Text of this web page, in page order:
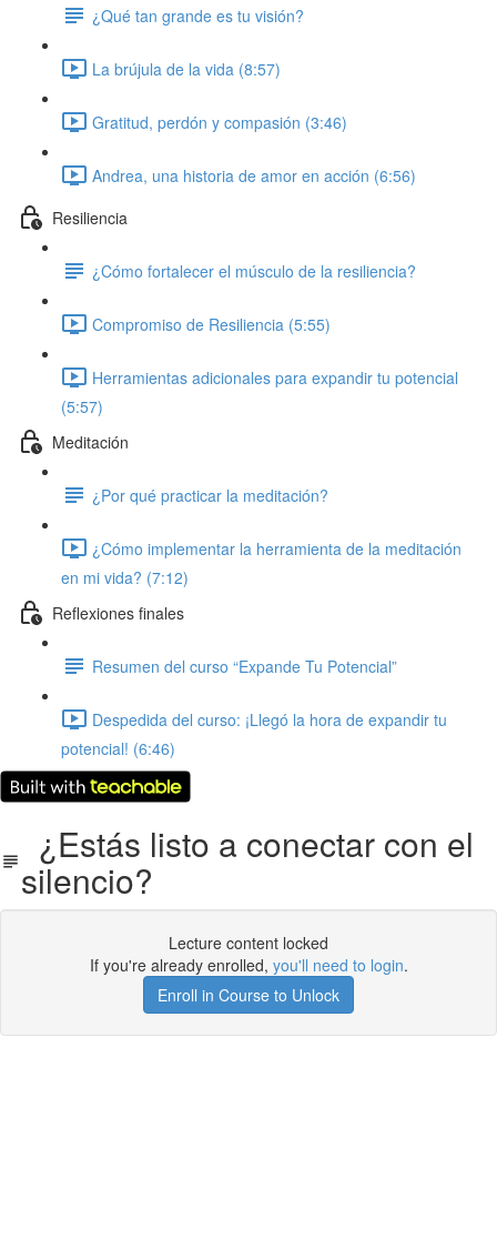
¿Qué tan grande es tu visión?
La brújula de la vida (8:57)
Gratitud, perdón y compasión (3:46)
Andrea, una historia de amor en acción (6:56)
Resiliencia
¿Cómo fortalecer el músculo de la resiliencia?
Compromiso de Resiliencia (5:55)
Herramientas adicionales para expandir tu potencial
(5:57)
Meditación
¿Por qué practicar la meditación?
¿Cómo implementar la herramienta de la meditación
en mi vida? (7:12)
Reflexiones finales
Resumen del curso “Expande Tu Potencial”
Despedida del curso: ¡Llegó la hora de expandir tu
potencial! (6:46)
¿Estás listo a conectar con el
silencio?
Lecture content locked
If you're already enrolled, you'll need to login.
Enroll in Course to Unlock